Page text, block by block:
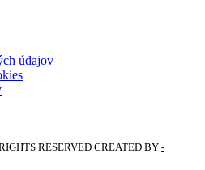
údajov
RESERVED CREATED BY -